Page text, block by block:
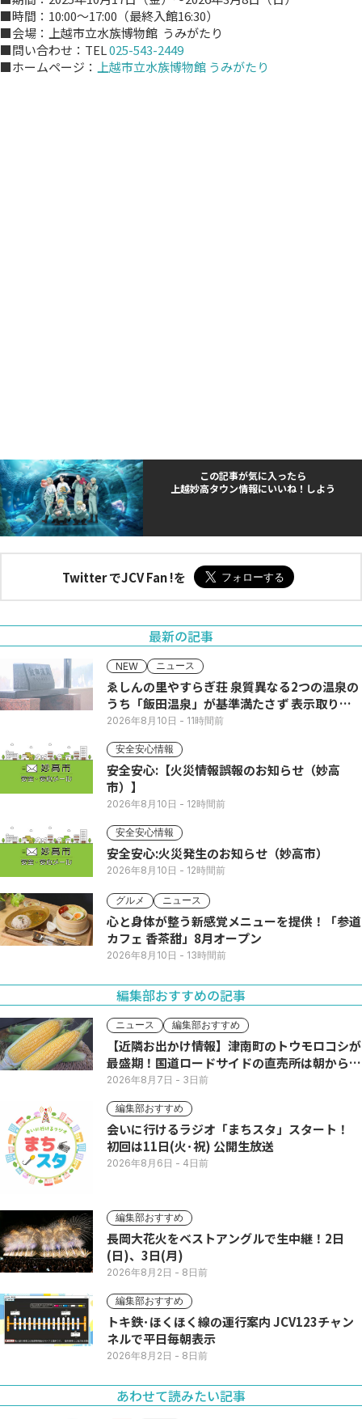
■時間：10:00～17:00（最終入館16:30）
■会場：上越市立水族博物館 うみがたり
■問い合わせ：TEL025-543-2449
■ホームページ：
上越市立水族博物館 うみがたり
この記事が気に入ったら
上越妙高タウン情報にいいね！しよう
Twitter でJCV Fan !を
最新の記事
NEW ニュース
ゑしんの里やすらぎ荘 泉質異なる2つの温泉の
うち「飯田温泉」が基準満たさず 表示取りや
め
2026年8月10日 - 11時間前
安全安心情報
安全安心:【火災情報誤報のお知らせ（妙高
市）】
2026年8月10日 - 12時間前
安全安心情報
安全安心:火災発生のお知らせ（妙高市）
2026年8月10日 - 12時間前
グルメ ニュース
心と身体が整う新感覚メニューを提供！「参道
カフェ 香茶甜」8月オープン
2026年8月10日 - 13時間前
編集部おすすめの記事
ニュース 編集部おすすめ
【近隣お出かけ情報】津南町のトウモロコシが
最盛期！国道ロードサイドの直売所は朝から長
い列
2026年8月7日 - 3日前
編集部おすすめ
会いに行けるラジオ「まちスタ」スタート！
初回は11日(火･祝) 公開生放送
2026年8月6日 - 4日前
編集部おすすめ
長岡大花火をベストアングルで生中継！2日
(日)、3日(月)
2026年8月2日 - 8日前
編集部おすすめ
トキ鉄･ほくほく線の運行案内 JCV123チャン
ネルで平日毎朝表示
2026年8月2日 - 8日前
あわせて読みたい記事